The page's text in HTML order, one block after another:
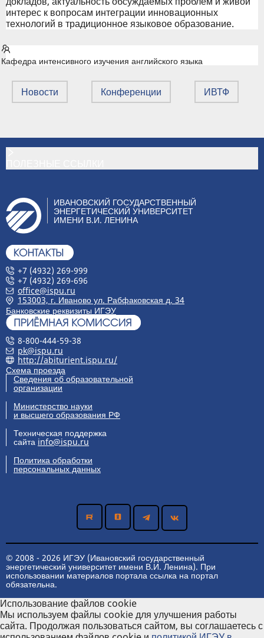
интерес к вопросам интеграции инновационных
технологий в традиционное языковое образование.
Кафедра интенсивного изучения английского языка
Новости Конференции ИВТФ
ИВАНОВСКИЙ ГОСУДАРСТВЕННЫЙ
ЭНЕРГЕТИЧЕСКИЙ УНИВЕРСИТЕТ
ИМЕНИ В.И. ЛЕНИНА
+7 (4932) 269-999
+7 (4932) 269-696
office@ispu.ru
153003, г. Иваново ул. Рабфаковская д. 34
Банковские реквизиты ИГЭУ
8-800-444-59-38
pk@ispu.ru
http://abiturient.ispu.ru/
Схема проезда
Сведения об образовательной
организации
Министерство науки
и высшего образования РФ
Техническая поддержка
сайта info@ispu.ru
Политика обработки
персональных данных
© 2008 - 2026 ИГЭУ (Ивановский государственный
энергетический университет имени В.И. Ленина). При
использовании материалов портала ссылка на портал
обязательна.
Использование файлов cookie
Мы используем файлы cookie для улучшения работы
сайта. Продолжая пользоваться сайтом, вы соглашаетесь с